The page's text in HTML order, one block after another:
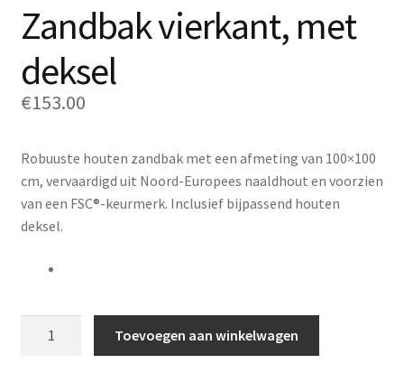
Zandbak vierkant, met
deksel
€153.00
Robuuste houten zandbak met een afmeting van 100×100
cm, vervaardigd uit Noord-Europees naaldhout en voorzien
van een FSC®-keurmerk. Inclusief bijpassend houten
deksel.
Toevoegen aan winkelwagen